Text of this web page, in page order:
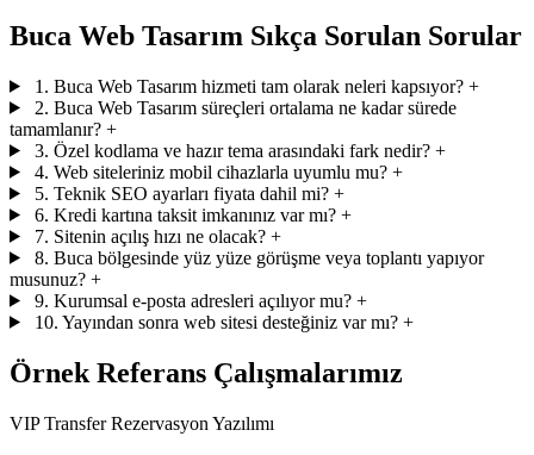
Buca Web Tasarım Sıkça Sorulan Sorular
1. Buca Web Tasarım hizmeti tam olarak neleri kapsıyor? +
2. Buca Web Tasarım süreçleri ortalama ne kadar sürede
tamamlanır? +
3. Özel kodlama ve hazır tema arasındaki fark nedir? +
4. Web siteleriniz mobil cihazlarla uyumlu mu? +
5. Teknik SEO ayarları fiyata dahil mi? +
6. Kredi kartına taksit imkanınız var mı? +
7. Sitenin açılış hızı ne olacak? +
8. Buca bölgesinde yüz yüze görüşme veya toplantı yapıyor
musunuz? +
9. Kurumsal e-posta adresleri açılıyor mu? +
10. Yayından sonra web sitesi desteğiniz var mı? +
Örnek Referans Çalışmalarımız
VIP Transfer Rezervasyon Yazılımı